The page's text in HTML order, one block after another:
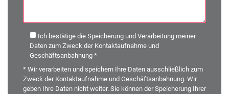
Ich bestätige die Speicherung und Verarbeitung meiner
Daten zum Zweck der Kontaktaufnahme und
Geschäftsanbahnung *
* Wir verarbeiten und speichern Ihre Daten ausschließlich zum
Zweck der Kontaktaufnahme und Geschäftsanbahnung. Wir
geben Ihre Daten nicht weiter. Sie können der Speicherung Ihrer